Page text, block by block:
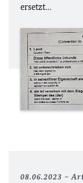
ersetzt…
08.06.2023